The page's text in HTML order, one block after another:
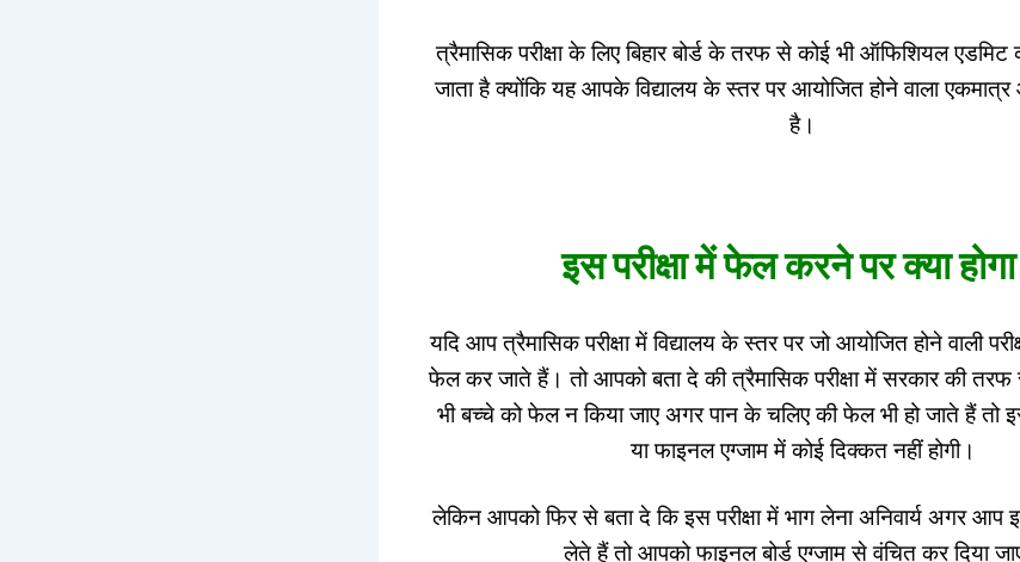
त्रैमासिक परीक्षा के लिए बिहार बोर्ड के तरफ से कोई भी ऑफिशियल एडमिट
जाता है क्योंकि यह आपके विद्यालय के स्तर पर आयोजित होने वाला एकमात्र
है।
इस परीक्षा में फेल करने पर क्या
यदि आप त्रैमासिक परीक्षा में विद्यालय के स्तर पर जो आयोजित होने वाली
फेल कर जाते हैं। तो आपको बता दे की त्रैमासिक परीक्षा में सरकार की
भी बच्चे को फेल न किया जाए अगर पान के चलिए की फेल भी हो जाते हैं तो
या फाइनल एग्जाम में कोई दिक्कत नहीं होगी।
लेकिन आपको फिर से बता दे कि इस परीक्षा में भाग लेना अनिवार्य अगर आप
लेते हैं तो आपको फाइनल बोर्ड एग्जाम से वंचित कर दिया